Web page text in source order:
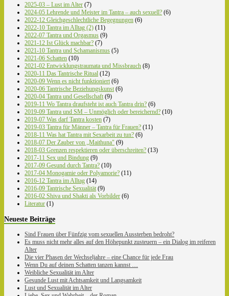
2025-03 – Lust im Alter (7)
2024-05 Lehrende und Meister im Tantra – auch sexuell? (6)
2022-12 Gleichgeschlechtliche Begegnungen (6)
2022-10 Tantra im Alltag (2) (11)
2022-07 Tantra und Orgasmus (9)
2021-12 Ist Glück machbar? (7)
2021-10 Tantra und Schamanismus (5)
2021-06 Schatten (10)
2021-02 Entwicklungstraumata und Missbrauch (8)
2020-11 Das Tantrische Ritual (12)
2020-09 Wenn es nicht funktioniert (6)
2020-06 Tantrische Beziehungskunst (6)
2020-04 Tantra und Gesellschaft (9)
2019-11 Wo Tantra draufsteht ist auch Tantra drin? (6)
2019-09 Tantra und SM – Unmöglich oder bereichernd? (10)
2019-07 Was darf Tantra kosten (7)
2019-03 Tantra für Männer – Tantra für Frauen? (11)
2018-11 Was hat Tantra mit Sexarbeit zu tun? (6)
2018-07 Der Zauber von „Maithuna" (9)
2018-03 Grenzen respektieren oder überschreiten? (13)
2017-11 Sex und Bindung (9)
2017-09 Gesund durch Tantra? (10)
2017-04 Monogamie oder Polyamorie? (11)
2016-12 Tantra im Alltag (14)
2016-09 Tantrische Sexualität (9)
2016-02 Shiva und Shakti als Vorbilder (6)
Literatur (1)
Neueste Beiträge
Sind Frauen über Fünfzig vom sexuellen Aussterben bedroht?
Es muss nicht mehr alles auf den Höhepunkt zusteuern – ein Dialog im reiferen
Alter
Die vier Phasen der Wechseljahre – eine Chance für jede Frau
Wenn Du auf deinen Schatten tanzen kannst …
Weibliche Sexualität im Alter
Gesunde Lust mit Achtsamkeit und Langsamkeit
Lust und Sexualität im Alter